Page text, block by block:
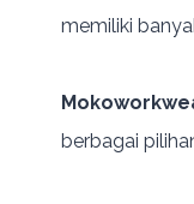
memiliki
berbagai